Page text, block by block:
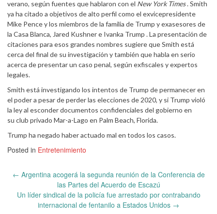
verano, según fuentes que hablaron con el New York Times. Smith
ya ha citado a objetivos de alto perfil como el exvicepresidente
Mike Pence y los miembros de la familia de Trump y exasesores de
la Casa Blanca, Jared Kushner e Ivanka Trump . La presentación de
citaciones para esos grandes nombres sugiere que Smith está
cerca del final de su investigación y también que habla en serio
acerca de presentar un caso penal, según exfiscales y expertos
legales.
Smith está investigando los intentos de Trump de permanecer en
el poder a pesar de perder las elecciones de 2020, y si Trump violó
la ley al esconder documentos confidenciales del gobierno en
su club privado Mar-a-Lago en Palm Beach, Florida.
Trump ha negado haber actuado mal en todos los casos.
Posted in Entretenimiento
Post
← Argentina acogerá la segunda reunión de la Conferencia de
las Partes del Acuerdo de Escazú
Un líder sindical de la policía fue arrestado por contrabando
internacional de fentanilo a Estados Unidos →